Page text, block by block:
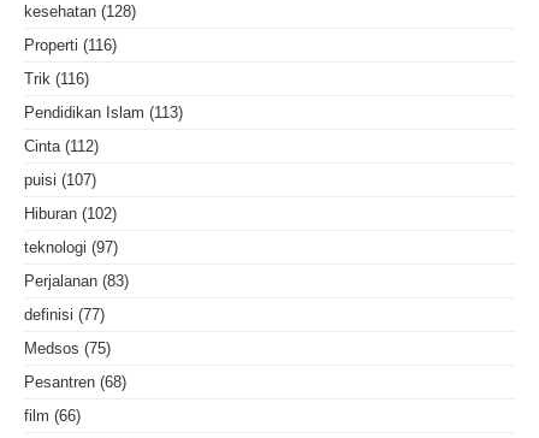
kesehatan (128)
Properti (116)
Trik (116)
Pendidikan Islam (113)
Cinta (112)
puisi (107)
Hiburan (102)
teknologi (97)
Perjalanan (83)
definisi (77)
Medsos (75)
Pesantren (68)
film (66)